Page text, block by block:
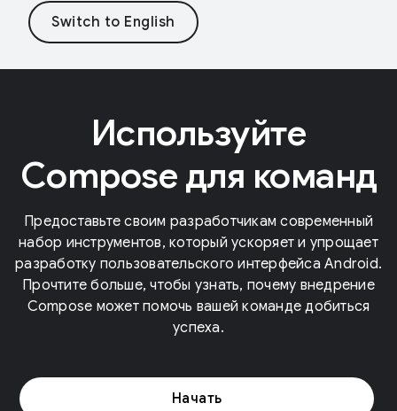
Используйте
Compose для команд
Предоставьте своим разработчикам современный
набор инструментов, который ускоряет и упрощает
разработку пользовательского интерфейса Android.
Прочтите больше, чтобы узнать, почему внедрение
Compose может помочь вашей команде добиться
успеха.
Начать